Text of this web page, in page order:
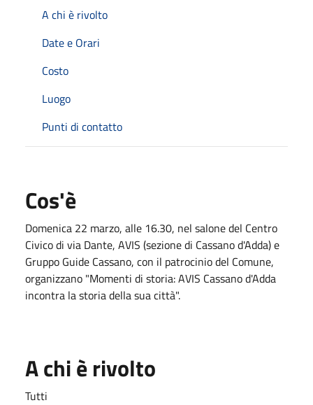
A chi è rivolto
Date e Orari
Costo
Luogo
Punti di contatto
Cos'è
Domenica 22 marzo, alle 16.30, nel salone del Centro
Civico di via Dante, AVIS (sezione di Cassano d'Adda) e
Gruppo Guide Cassano, con il patrocinio del Comune,
organizzano "Momenti di storia: AVIS Cassano d'Adda
incontra la storia della sua città".
A chi è rivolto
Tutti